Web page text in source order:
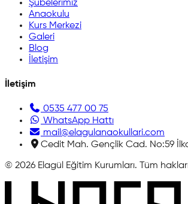
Şubelerimiz
Anaokulu
Kurs Merkezi
Galeri
Blog
İletişim
İletişim
0535 477 00 75
WhatsApp Hattı
mail@elagulanaokullari.com
Cedit Mah. Gençlik Cad. No:59
© 2026 Elagül Eğitim Kurumları. Tüm